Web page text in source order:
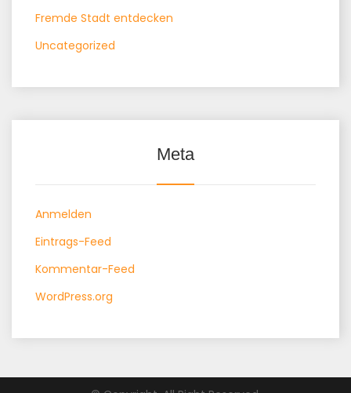
Fremde Stadt entdecken
Uncategorized
Meta
Anmelden
Eintrags-Feed
Kommentar-Feed
WordPress.org